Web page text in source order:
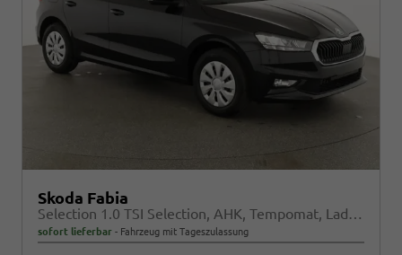
Skoda Fabia
Selection 1.0 TSI Selection, AHK, Tempomat, Ladeboden, Park, Winterpaket, SmartLink, 4-J Garantie
sofort lieferbar Fahrzeug mit Tageszulassung